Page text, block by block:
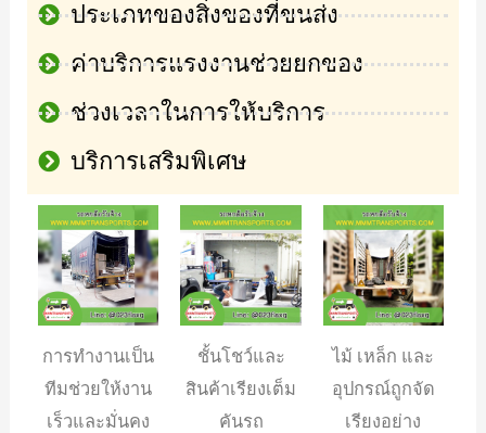
ประเภทของสิ่งของที่ขนส่ง
ค่าบริการแรงงานช่วยยกของ
ช่วงเวลาในการให้บริการ
บริการเสริมพิเศษ
การทำงานเป็น
ทีมช่วยให้งาน
เร็วและมั่นคง
ชั้นโชว์และ
สินค้าเรียงเต็ม
คันรถ
ไม้ เหล็ก และ
อุปกรณ์ถูกจัด
เรียงอย่าง